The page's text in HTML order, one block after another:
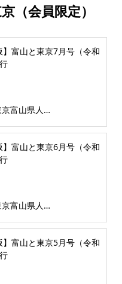
（会員限定）
】富山と東京7月号（令和
東京富山県人会連合会
】富山と東京6月号（令和
東京富山県人会連合会
】富山と東京5月号（令和